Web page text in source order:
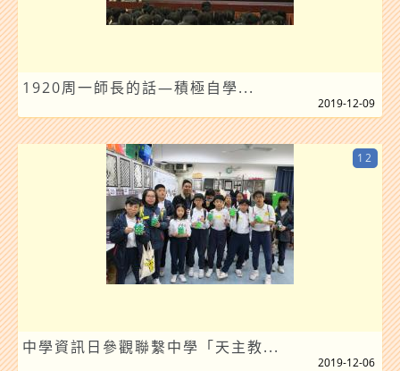
1920周一師長的話—積極自學...
2019-12-09
中學資訊日參觀聯繫中學「天主教...
12
2019-12-06